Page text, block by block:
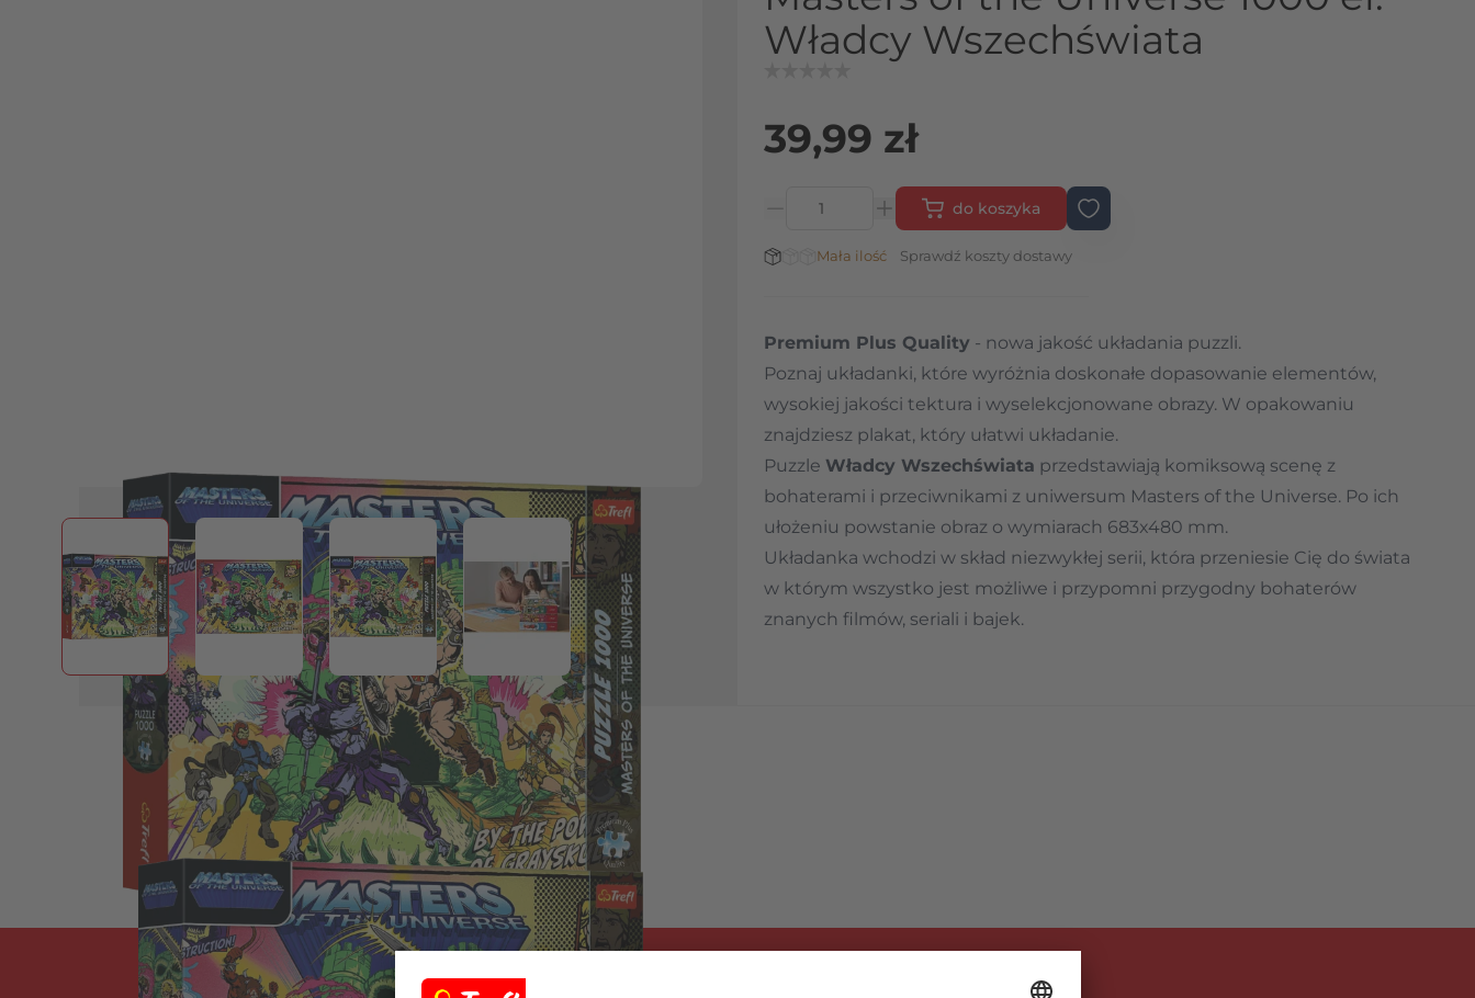
View larger imageView larger imageView larger imageView larger image
Władcy Wszechświata
39,99 zł
do koszyka
Stan magazynowy:
Mała ilość Sprawdź koszty dostawy
Premium Plus Quality - nowa jakość układania puzzli.
Poznaj układanki, które wyróżnia doskonałe dopasowanie elementów,
wysokiej jakości tektura i wyselekcjonowane obrazy. W opakowaniu
znajdziesz plakat, który ułatwi układanie.
Puzzle Władcy Wszechświata przedstawiają komiksową scenę z
bohaterami i przeciwnikami z uniwersum Masters of the Universe. Po ich
ułożeniu powstanie obraz o wymiarach 683x480 mm.
Układanka wchodzi w skład niezwykłej serii, która przeniesie Cię do świata
w którym wszystko jest możliwe i przypomni przygodny bohaterów
znanych filmów, seriali i bajek.